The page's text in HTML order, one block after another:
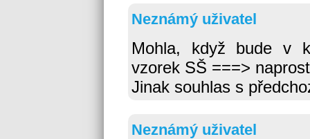
Neznámý uživatel
Mohla, když bude v
vzorek SŠ ===>
Jinak souhlas s
Neznámý uživatel